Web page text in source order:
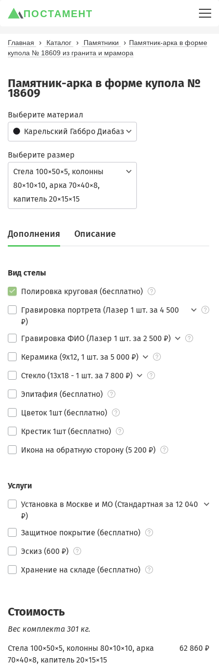
ПОСТАМЕНТ
Главная Каталог Памятники
Памятник-арка в форме
купола № 18609 из гранита и мрамора
Памятник-арка в форме купола №
18609
Карельский Габбро Диабаз
Выберите материал
Стела 100×50×5, колонны
80×10×10, арка 70×40×8,
капитель 20×15×15
Выберите размер
Дополнения Описание
Вид стелы
Полировка круговая (бесплатно)
Гравировка портрета (Лазер 1 шт. за 4 500
₽)
Гравировка ФИО (Лазер 1 шт. за 2 500 ₽)
Керамика (9х12, 1 шт. за 5 000 ₽)
Стекло (13х18 - 1 шт. за 7 800 ₽)
Эпитафия (бесплатно)
Цветок 1шт (бесплатно)
Крестик 1шт (бесплатно)
Икона на обратную сторону (5 200 ₽)
Услуги
Установка в Москве и МО (Стандартная за 12 040
₽)
Защитное покрытие (бесплатно)
Эскиз (600 ₽)
Хранение на складе (бесплатно)
Стоимость
Вес комплекта 301 кг.
62 860 ₽
Стела 100×50×5, колонны 80×10×10, арка
70×40×8, капитель 20×15×15